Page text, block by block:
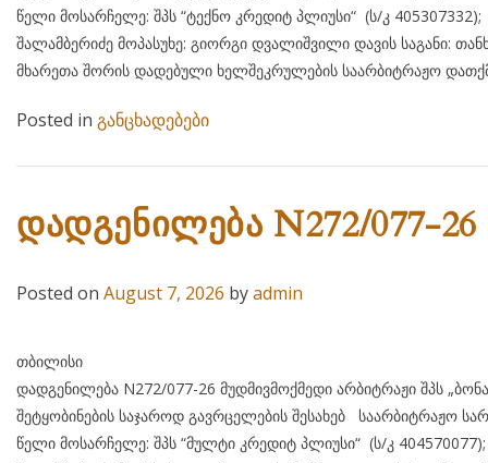
წელი მოსარჩელე: შპს “ტექნო კრედიტ პლიუსი“ (ს/კ
შალამბერიძე მოპასუხე: გიორგი დვალიშვილი დავის საგანი:
მხარეთა შორის დადებული ხელშეკრულების საარბიტრაჟო
Posted in განცხადებები
დადგენილება N272/077-26
Posted on August 7, 2026 byadmin
თბილისი 07
დადგენილება N272/077-26 მუდმივმოქმედი არბიტრაჟი შპს
შეტყობინების საჯაროდ გავრცელების შესახებ საარბიტრაჟო
წელი მოსარჩელე: შპს “მულტი კრედიტ პლიუსი“ (ს/კ